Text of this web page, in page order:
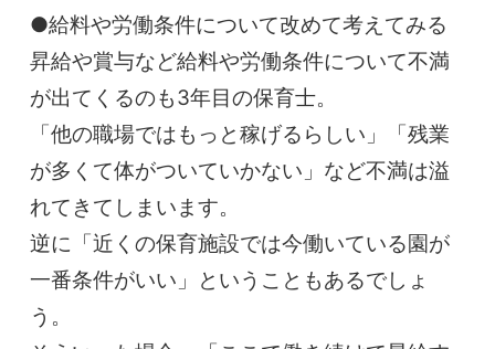
●給料や労働条件について改めて考えてみる
昇給や賞与など給料や労働条件について不満
が出てくるのも3年目の保育士。
「他の職場ではもっと稼げるらしい」「残業
が多くて体がついていかない」など不満は溢
れてきてしまいます。
逆に「近くの保育施設では今働いている園が
一番条件がいい」ということもあるでしょ
う。